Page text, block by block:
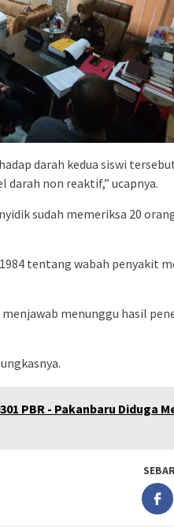
darah kedua siswi
darah non reaktif,” ucapnya.
sudah memeriksa 20
tentang wabah penyakit
menunggu hasil
PBR - Pakanbaru Diduga